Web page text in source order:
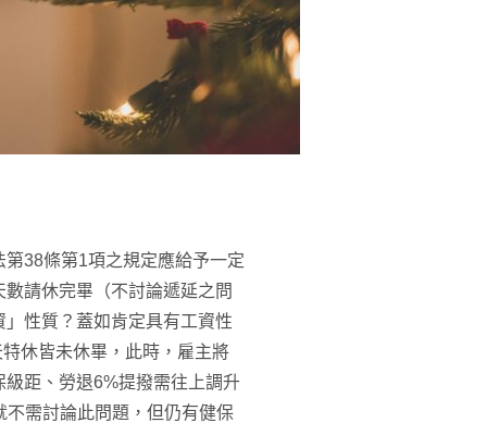
38條第1項之規定應給予一定
請休完畢（不討論遞延之問
性質？蓋如肯定具有工資性
休皆未休畢，此時，雇主將
距、勞退6%提撥需往上調升
需討論此問題，但仍有健保